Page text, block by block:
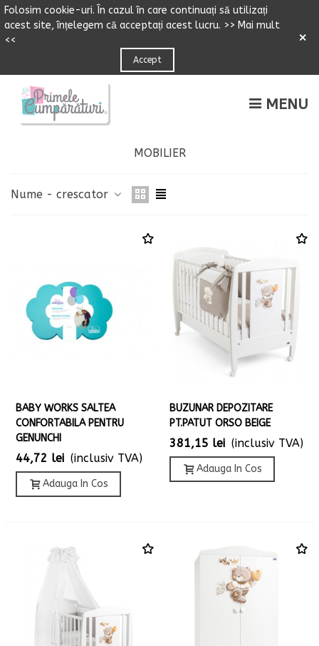
Folosim cookie-uri. n cazulîn care continuați să utilizați
acest site,înțelegem că acceptați acest lucru. >> Mai mult
<<
Accept
×
MENU
MOBILIER
Nume - crescator
BABY WORKS SALTEA
CONFORTABILA PENTRU
GENUNCHI
44,72 lei (inclusiv TVA)
Adauga In Cos
BUZUNAR DEPOZITARE
PT.PATUT ORSO BEIGE
381,15 lei (inclusiv TVA)
Adauga In Cos